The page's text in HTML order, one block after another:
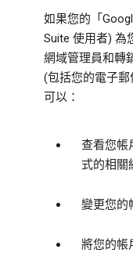
如果您的「
Suite 使用者) 為
網域管理員和轉
(包括您的電子
可以：
查看您帳
式的相關
變更您的
將您的帳